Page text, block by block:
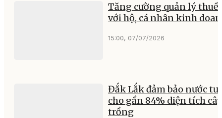
Tăng cường quản lý thuế
với hộ, cá nhân kinh
15:00, 07/07/2026
Đắk Lắk đảm bảo nước
cho gần 84% diện tích cây
trồng